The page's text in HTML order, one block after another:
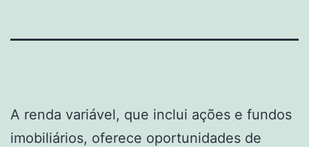
A renda variável, que inclui ações e fundos
imobiliários, oferece oportunidades de